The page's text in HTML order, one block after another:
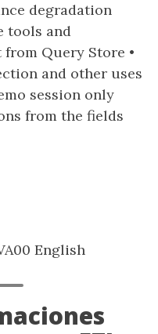
degradation
tools and
Query Store •
and other uses
session only
from the fields
English